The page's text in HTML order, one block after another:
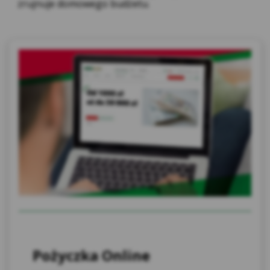
zrujnuje domowego budżetu.
Pożyczka Online
przekazywanie danych było zgodne z
standardowych klauzul umownych
zatwierdzonych przez Komisję Europejską.
Na stronie internetowej Kasy wykorzystywane są
narzędzia (wtyczki) stosowane przez zaufanych
Partnerów takie jak Facebook Pixel i Google Tag
Manager, które mają możliwość przetwarzania
danych osobowych globalnie, włączając w to USA.
Może to nieść ze sobą potencjalne ryzyko niższej
ochrony niż ta przewidziana przez RODO, ze
względu na brak formalnej regulacji
potwierdzającej odpowiedni poziom ochrony oraz
brak adekwatnych środków zabezpieczających.
Kasa Stefczyka zwraca uwagę Użytkownikom
korzystającym z usługi bankowości